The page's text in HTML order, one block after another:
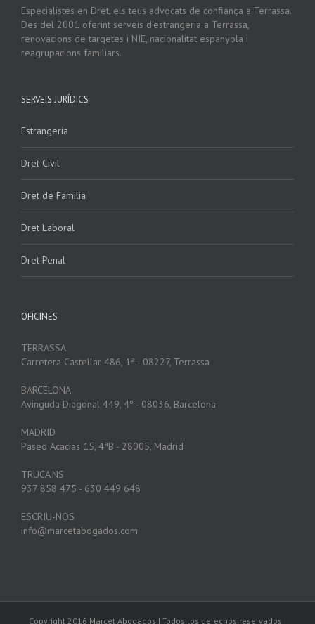
Especialistes en Dret, els teus advocats de confiança a Terrassa.
Des del 2001 oferint serveis d'estrangeria a Terrassa,
renovacions de targetes i NIE, nacionalitat espanyola i
reagrupacions familiars.
SERVEIS JURÍDICS
Estrangeria
Dret Civil
Dret de Familia
Dret Laboral
Dret Penal
OFICINES
TERRASSA
Carretera Castellar 486, 1ª - 08227, Terrassa
BARCELONA
Avinguda Diagonal 449, 4º - 08036, Barcelona
MADRID
Paseo Acacias 15, 4ªB - 28005, Madrid
TRUCA'NS
937 858 475 - 630 449 648
ESCRIU-NOS
info@marcetabogados.com
Copyright 2016 Marcet Abogados | Todos los derechos reservados |